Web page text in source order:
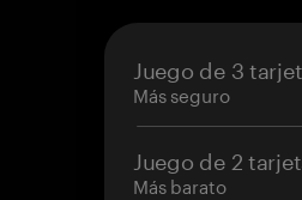
Juego de 3
Más seguro
Juego de 2
Más barato